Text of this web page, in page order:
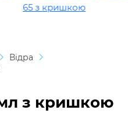
65 з кришкою
Відра
з кришкою